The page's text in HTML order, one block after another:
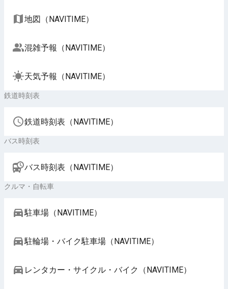
地図（NAVITIME）
混雑予報（NAVITIME）
天気予報（NAVITIME）
鉄道時刻表
鉄道時刻表（NAVITIME）
バス時刻表
バス時刻表（NAVITIME）
クルマ・自転車
駐車場（NAVITIME）
駐輪場・バイク駐車場（NAVITIME）
レンタカー・サイクル・バイク（NAVITIME）